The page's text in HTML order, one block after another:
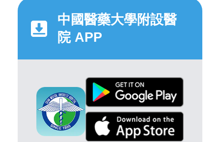
中國醫藥大學附設醫
院 APP